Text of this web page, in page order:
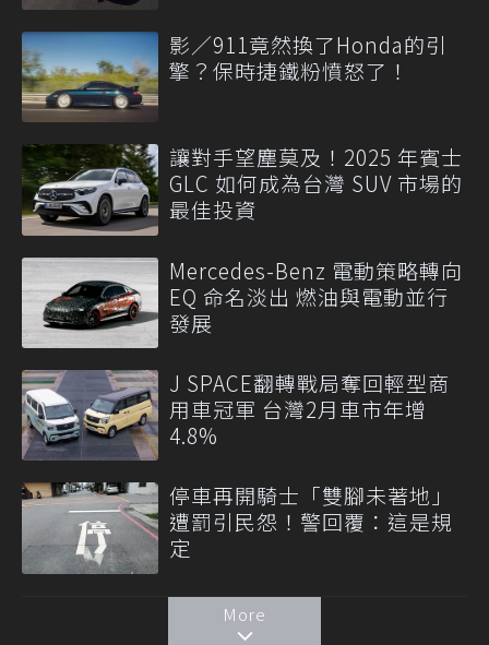
影／911竟然換了Honda的引
擎？保時捷鐵粉憤怒了！
讓對手望塵莫及！2025 年賓士
GLC 如何成為台灣 SUV 市場的
最佳投資
Mercedes-Benz 電動策略轉向
EQ 命名淡出 燃油與電動並行
發展
J SPACE翻轉戰局奪回輕型商
用車冠軍 台灣2月車市年增
4.8%
停車再開騎士「雙腳未著地」
遭罰引民怨！警回覆：這是規
定
More